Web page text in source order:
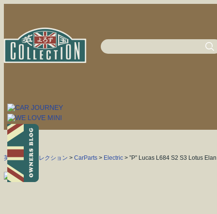
英国よろずコレクション > CarParts > Electric > ”P” Lucas L684 S2 S3 Lotus